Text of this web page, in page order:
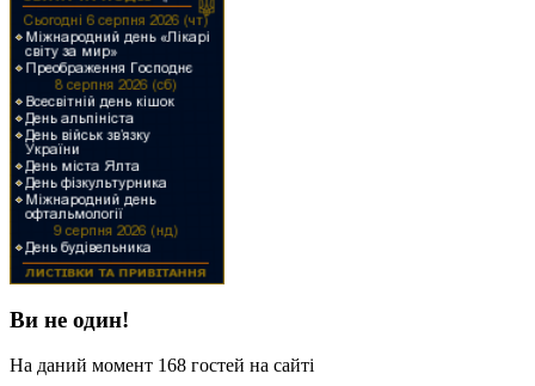
Ви не один!
На даний момент 168 гостей на сайті